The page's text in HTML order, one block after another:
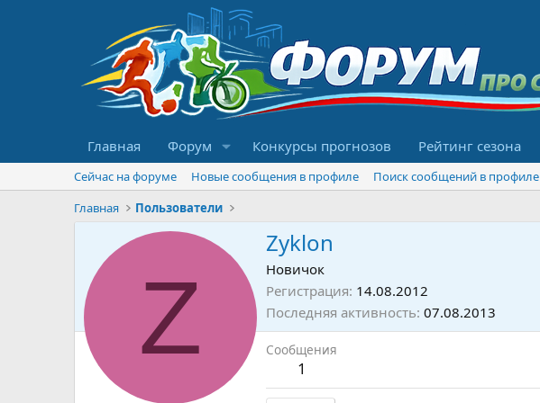
Главная Форум Конкурсы прогнозов Рейтинг сезона
Сейчас на форуме Новые сообщения в профиле
Поиск сообщений в профиле
Главная
Пользователи
Z
Zyklon
Новичок
Регистрация 14.08.2012
Последняя активность 07.08.2013
Сообщения
1